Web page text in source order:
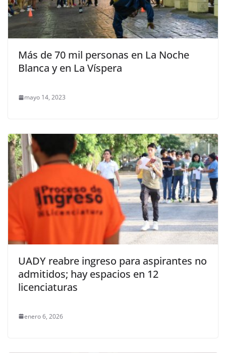
Más de 70 mil personas en La Noche
Blanca y en La Víspera
mayo 14, 2023
UADY reabre ingreso para aspirantes no
admitidos; hay espacios en 12
licenciaturas
enero 6, 2026